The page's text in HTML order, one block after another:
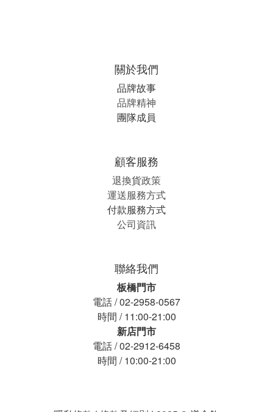
關於我們
品牌故事
品牌精神
團隊成員
顧客服務
退換貨政策
運送服務方式
付款服務方式
公司資訊
聯絡我們
板橋門市
電話 / 02-2958-0567
時間 / 11:00-21:00
新店門市
電話 / 02-2912-6458
時間 / 10:00-21:00